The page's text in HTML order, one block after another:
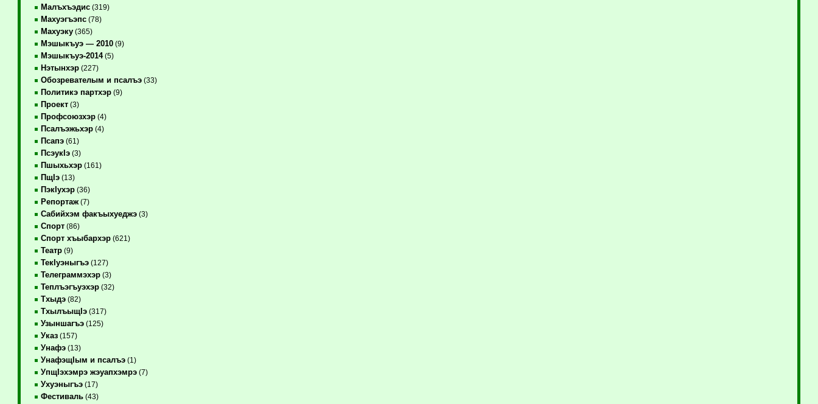
Малъхъэдис(319)
Махуэгъэпс(78)
Махуэку(365)
Мэшыкъуэ — 2010(9)
Мэшыкъуэ-2014(5)
Нэтынхэр(227)
Обозревателым и псалъэ(33)
Политикэ партхэр(9)
Проект(3)
Профсоюзхэр(4)
Псалъэжьхэр(4)
Псапэ(61)
ПсэукIэ(3)
Пшыхьхэр(161)
ПщIэ(13)
ПэкIухэр(36)
Репортаж(7)
Сабийхэм факъыхуеджэ(3)
Спорт(86)
Спорт хъыбархэр(621)
Театр(9)
ТекIуэныгъэ(127)
Телеграммэхэр(3)
Теплъэгъуэхэр(32)
Тхыдэ(82)
ТхылъыщIэ(317)
Узыншагъэ(125)
Указ(157)
Унафэ(13)
УнафэщIым и псалъэ(1)
УпщIэхэмрэ жэуапхэмрэ(7)
Ухуэныгъэ(17)
Фестиваль(43)